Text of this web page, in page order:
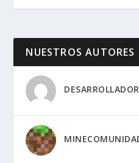
NUESTROS AUTORES
DESARROLLADOR